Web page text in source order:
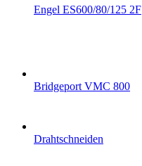
Engel ES600/80/125 2F
Bridgeport VMC 800
Drahtschneiden